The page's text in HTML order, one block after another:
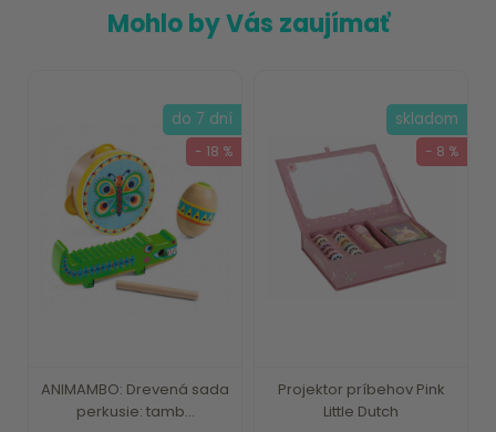
Mohlo by Vás zaujímať
ANIMAMBO: Drevená sada
perkusie: tamb...
do 7 dní
- 18 %
Projektor príbehov Pink
Little Dutch
skladom
- 8 %